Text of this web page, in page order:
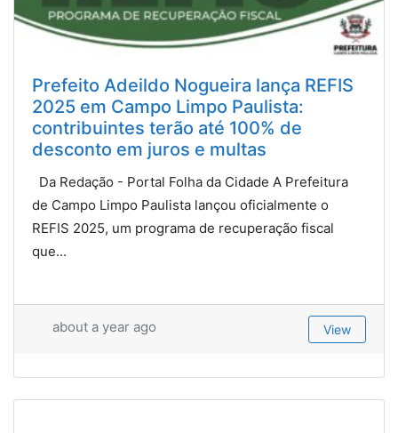
Prefeito Adeildo Nogueira lança REFIS
2025 em Campo Limpo Paulista:
contribuintes terão até 100% de
desconto em juros e multas
Da Redação - Portal Folha da Cidade A Prefeitura
de Campo Limpo Paulista lançou oficialmente o
REFIS 2025, um programa de recuperação fiscal
que...
about a year ago View